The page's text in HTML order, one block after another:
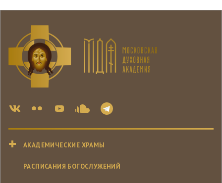
АКАДЕМИЧЕСКИЕ ХРАМЫ
РАСПИСАНИЯ БОГОСЛУЖЕНИЙ